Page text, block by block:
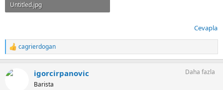
Untitled.jpg
Cevapla
T
e
k
cagrierdogan
igorcirpanovic
Barista
Daha fazla